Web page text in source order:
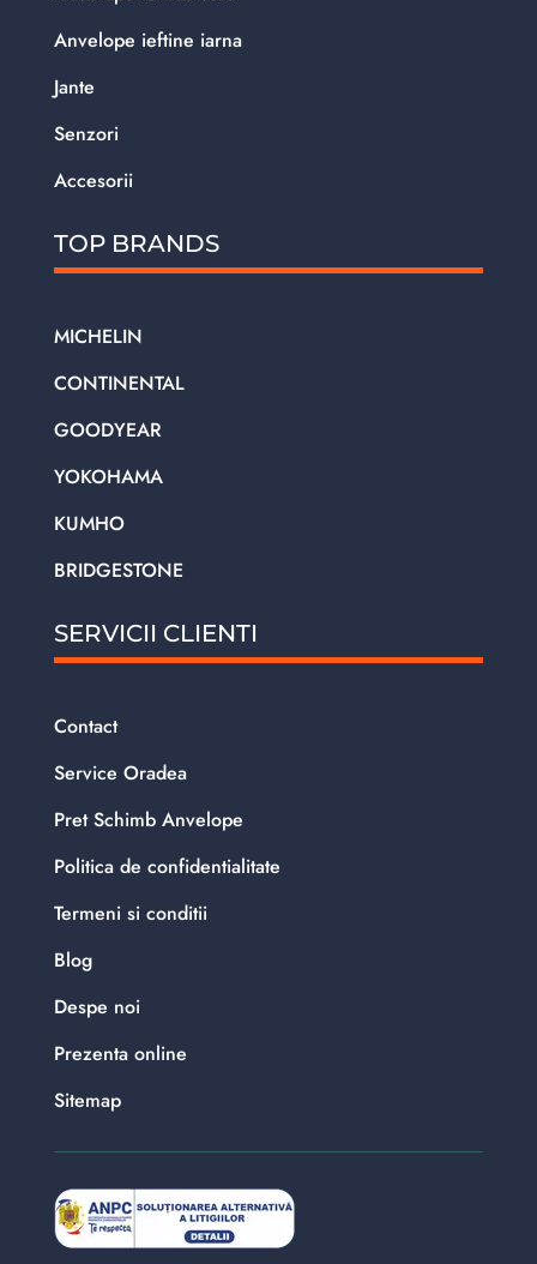
Anvelope ieftine iarna
Jante
Senzori
Accesorii
TOP BRANDS
MICHELIN
CONTINENTAL
GOODYEAR
YOKOHAMA
KUMHO
BRIDGESTONE
SERVICII CLIENTI
Contact
Service Oradea
Pret Schimb Anvelope
Politica de confidentialitate
Termeni si conditii
Blog
Despe noi
Prezenta online
Sitemap